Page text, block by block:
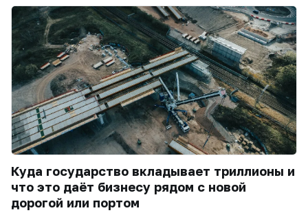
Куда государство вкладывает триллионы и
что это даёт бизнесу рядом с новой
дорогой или портом